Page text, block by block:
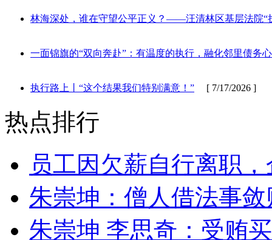
林海深处，谁在守望公平正义？——汪清林区基层法院“
一面锦旗的“双向奔赴”：有温度的执行，融化邻里债务
执行路上丨“这个结果我们特别满意！” [ 7/17/2026 ]
热点排行
员工因欠薪自行离职
朱崇坤：僧人借法事
朱崇坤 李思奇：受贿